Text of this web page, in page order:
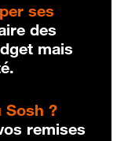
ses
des
mais
Sosh ?
remises